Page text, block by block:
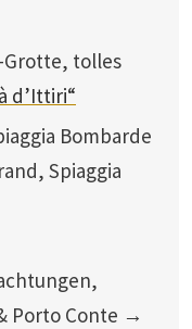
Grotte, tolles
d’Ittiri“
Bombarde
Spiaggia
Porto Conte →